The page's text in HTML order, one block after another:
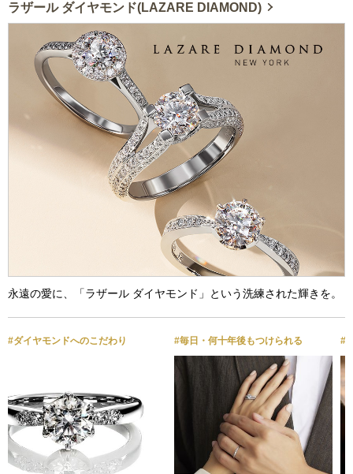
ラザール ダイヤモンド(LAZARE DIAMOND)
永遠の愛に、「ラザール ダイヤモンド」という洗練された輝きを。
#ダイヤモンドへのこだわり #毎日・何十年後もつけられる #